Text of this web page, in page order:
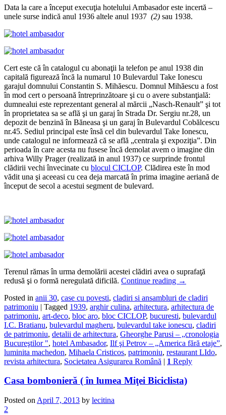
Data la care a început execuţia hotelului Ambasador este incertă –
unele surse indică anul 1936 altele anul 1937 (2) sau 1938.
Cert este că în catalogul cu abonaţii la telefon pe anul 1938 din
capitală figurează încă la numarul 10 Bulevardul Take Ionescu
garajul domnului Constantin S. Mihăescu. Domnul Mihăescu a fost
în mod cert o persoană întreprinzătoare şi cu o avere substanţială:
dumnealui este reprezentant general al mărcii „Nasch-Renault” şi tot
în proprietatea sa se află şi un garaj în Strada Dr. Sergiu nr.28, un
depozit de benzină în Băneasa şi un garaj în Bulevardul Cobălcescu
nr.45. Sediul principal este însă cel din bulevardul Take Ionescu,
unde catalogul ne informează că se află „centrala şi expoziţia”. Din
perioada în care acesta nu fusese încă demolat avem o imagine din
arhiva Willy Prager (realizată in anul 1937) ce surprinde frontul
clădirii vechi învecinate cu blocul CICLOP. Clădirea este în mod
vădit una şi aceeasi cu cea deja marcată în prima imagine aeriană de
început de secol a acestui segment de bulevard.
Terenul rămas în urma demolării acestei clădiri avea o suprafaţă
redusă şi o formă neregulată dificilă. Continue reading →
Posted in anii 30, case cu povesti, cladiri si ansambluri de cladiri
patrimoniu | Tagged 1939, arghir culina, arhitectura, arhitectura de
patrimoniu, art-deco, bloc aro, bloc CICLOP, bucuresti, bulevardul
I.C. Bratianu, bulevardul magheru, bulevardul take ionescu, cladiri
de patrimoniu, detalii de arhitectura, Gheorghe Parusi – „cronologia
Bucureştilor ", hotel Ambasador, Ilf şi Petrov – „America fără etaje”,
luminita machedon, Mihaela Cristicos, patrimoniu, restaurant LIdo,
revista arhitectura, Societatea Asigurarea Română | 1 Reply
Casa bombonieră ( în lumea Miţei Biciclista)
Posted on April 7, 2013 by lecitina
2